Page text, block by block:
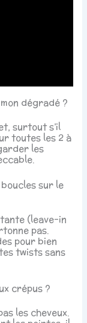
dégradé ?
surtout s’il
toutes les 2 à
les
sur le
(leave-in
pas.
pour bien
twists sans
crépus ?
les cheveux.